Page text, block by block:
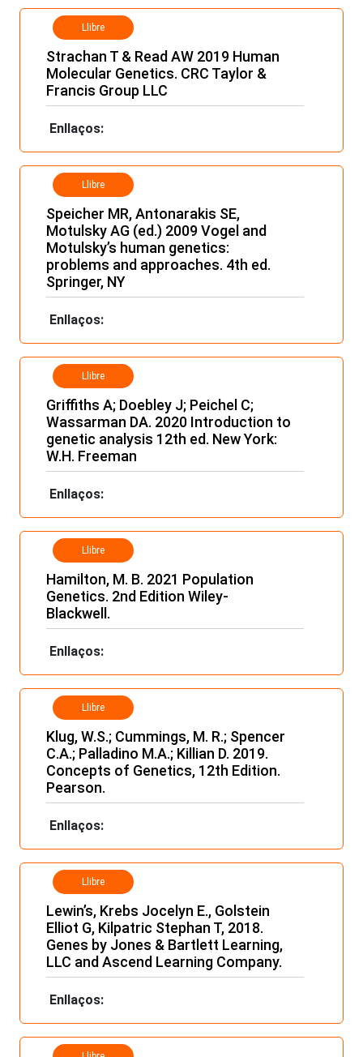
Llibre
Strachan T & Read AW 2019 Human
Molecular Genetics. CRC Taylor &
Francis Group LLC
Enllaços:
Llibre
Speicher MR, Antonarakis SE,
Motulsky AG (ed.) 2009 Vogel and
Motulsky’s human genetics:
problems and approaches. 4th ed.
Springer, NY
Enllaços:
Llibre
Griffiths A; Doebley J; Peichel C;
Wassarman DA. 2020 Introduction to
genetic analysis 12th ed. New York:
W.H. Freeman
Enllaços:
Llibre
Hamilton, M. B. 2021 Population
Genetics. 2nd Edition Wiley-
Blackwell.
Enllaços:
Llibre
Klug, W.S.; Cummings, M. R.; Spencer
C.A.; Palladino M.A.; Killian D. 2019.
Concepts of Genetics, 12th Edition.
Pearson.
Enllaços:
Llibre
Lewin’s, Krebs Jocelyn E., Golstein
Elliot G, Kilpatric Stephan T, 2018.
Genes by Jones & Bartlett Learning,
LLC and Ascend Learning Company.
Enllaços: